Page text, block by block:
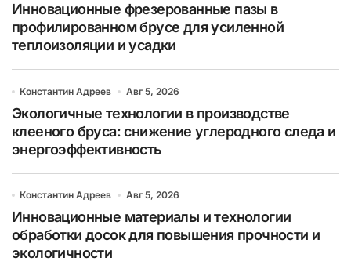
Инновационные фрезерованные пазы в
профилированном брусе для усиленной
теплоизоляции и усадки
Константин Адреев Авг 5, 2026
Экологичные технологии в производстве
клееного бруса: снижение углеродного следа и
энергоэффективность
Константин Адреев Авг 5, 2026
Инновационные материалы и технологии
обработки досок для повышения прочности и
экологичности